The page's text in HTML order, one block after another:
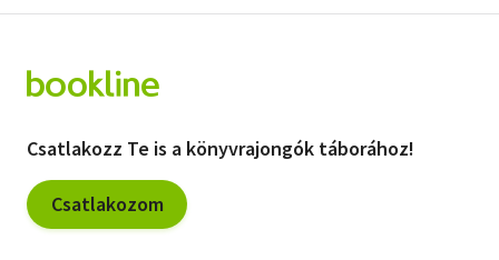
Csatlakozz Te is a könyvrajongók táborához!
Csatlakozom